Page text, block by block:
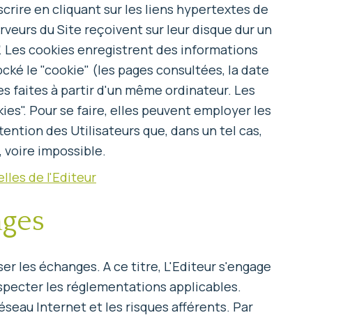
en cliquant sur les liens hypertextes de
du Site reçoivent sur leur disque dur un
cookies enregistrent des informations
le "cookie" (les pages consultées, la date
faites à partir d'un même ordinateur. Les
Pour se faire, elles peuvent employer les
des Utilisateurs que, dans un tel cas,
voire impossible.
de l'Editeur
les échanges. A ce titre, L'Editeur s'engage
les réglementations applicables.
Internet et les risques afférents. Par